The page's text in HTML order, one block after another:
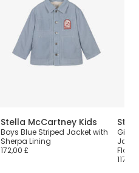
Stella McCartney Kids
Boys Blue Striped Jacket with
Sherpa Lining
172,00 £
Girls